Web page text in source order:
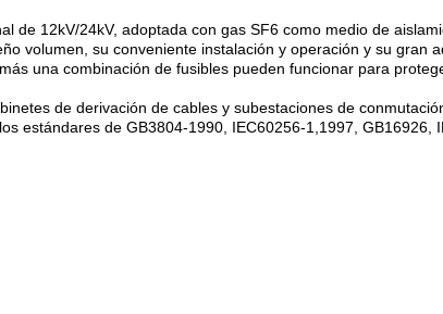
12kV/24kV, adoptada con gas SF6 como medio de
volumen, su conveniente instalación y operación y su gran
una combinación de fusibles pueden funcionar para
de derivación de cables y subestaciones de
estándares de GB3804-1990, IEC60256-1,1997, GB16926,